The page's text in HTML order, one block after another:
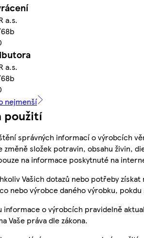
a.s.
a.s.
nejmenší
použití
správných informací o výrobcích
změně složek potravin, obsahu živin,
na informace poskytnuté na
Vašich dotazů nebo potřeby
nebo výrobce daného výrobku,
informace o výrobcích pravidelně
Vaše práva dle zákona.